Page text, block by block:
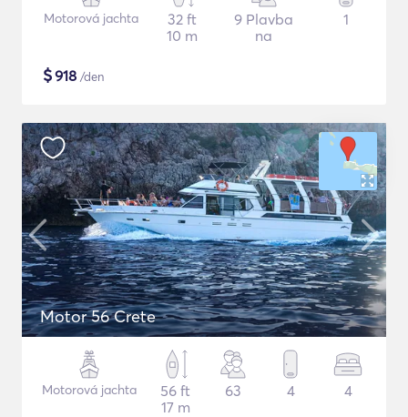
Motorová jachta
32 ft
10 m
9 Plavba
na
1
$918 /den
Motor 56 Crete
Motorová jachta
56 ft
17 m
63 4 4